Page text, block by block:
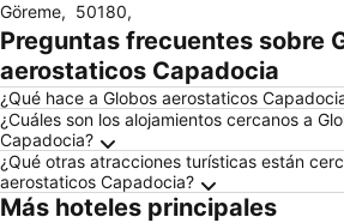
Göreme, 50180,
Preguntas frecuentes sobre
aerostaticos Capadocia
¿Qué hace a Globos aerostaticos
¿Cuáles son los alojamientos cercanos a
Capadocia?
¿Qué otras atracciones turísticas están
aerostaticos Capadocia?
Más hoteles principales